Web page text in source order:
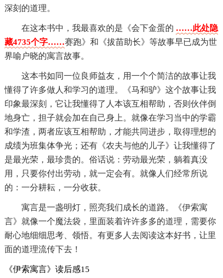
深刻的道理。
在这本书中，我最喜欢的是《会下金蛋的 ……此处隐
藏4735个字……赛跑》和《拔苗助长》等故事早已成为世
界喻户晓的寓言故事。
这本书如同一位良师益友，用一个个简洁的故事让我
懂得了许多做人和学习的道理。《马和驴》这个故事让我
印象最深刻，它让我懂得了人本该互相帮助，否则伙伴倒
地身亡，担子就会加在自己身上。就像在学习当中的学霸
和学渣，两者应该互相帮助，才能共同进步，取得理想的
成绩为班集体争光；还有《农夫与他的儿子》让我懂得了
是最光荣，最珍贵的。俗话说：劳动最光荣，躺着真没
用，只要你付出劳动，就一定会有。就像人们经常所说
的：一分耕耘，一分收获。
寓言是一盏明灯，照亮我们成长的道路。《伊索寓
言》就像一个魔法袋，里面装着许许多多的道理，需要你
耐心地细细思考、领悟。有更多人去阅读这本好书，让里
面的道理流传下去！
《伊索寓言》读后感15